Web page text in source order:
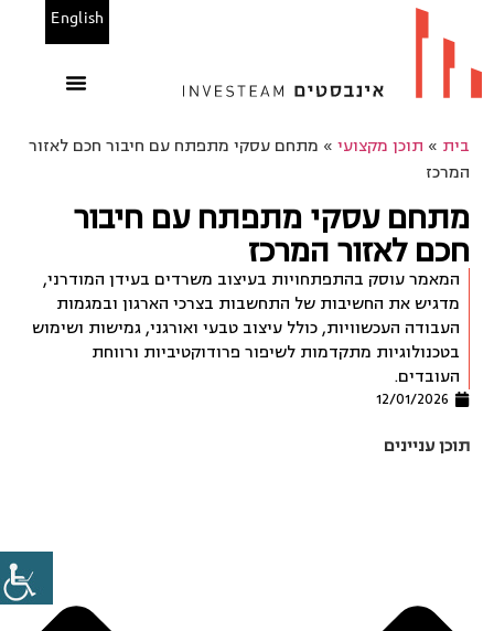
English
בית » תוכן מקצועי » מתחם עסקי מתפתח עם חיבור חכם לאזור
המרכז
מתחם עסקי מתפתח עם חיבור
חכם לאזור המרכז
המאמר עוסק בהתפתחויות בעיצוב משרדים בעידן המודרני,
מדגיש את החשיבות של התחשבות בצרכי הארגון ובמגמות
העבודה העכשוויות, כולל עיצוב טבעי ואורגני, גמישות ושימוש
בטכנולוגיות מתקדמות לשיפור פרודוקטיביות ורווחת
העובדים.
12/01/2026
תוכן עניינים